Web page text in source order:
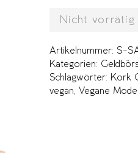
Nicht vorrätig
Artikelnummer: S-
Kategorien:
Schlagwörter: Kork
vegan, Vegane Mode